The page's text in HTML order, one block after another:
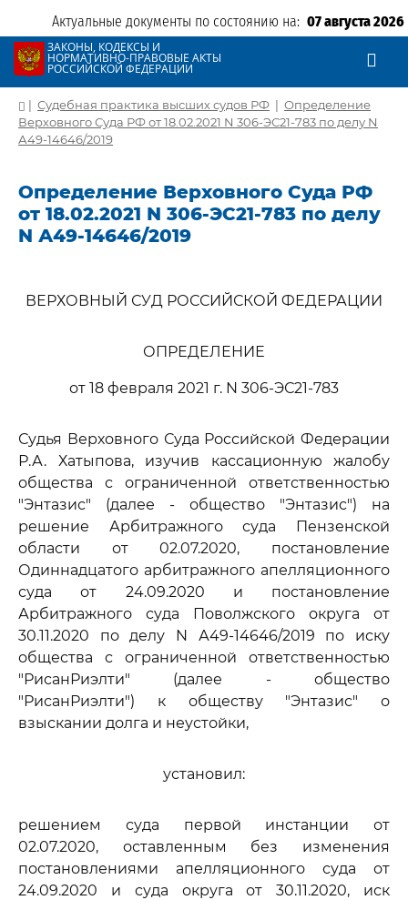
Актуальные документы по состоянию на: 07 августа 2026
ЗАКОНЫ, КОДЕКСЫ И
НОРМАТИВНО-ПРАВОВЫЕ АКТЫ
РОССИЙСКОЙ ФЕДЕРАЦИИ
| Судебная практика высших судов РФ | Определение
Верховного Суда РФ от 18.02.2021 N 306-ЭС21-783 по делу N
А49-14646/2019
Определение Верховного Суда РФ
от 18.02.2021 N 306-ЭС21-783 по делу
N А49-14646/2019
ВЕРХОВНЫЙ СУД РОССИЙСКОЙ ФЕДЕРАЦИИ
ОПРЕДЕЛЕНИЕ
от 18 февраля 2021 г. N 306-ЭС21-783
Судья Верховного Суда Российской Федерации
Р.А. Хатыпова, изучив кассационную жалобу
общества с ограниченной ответственностью
"Энтазис" (далее - общество "Энтазис") на
решение Арбитражного суда Пензенской
области от 02.07.2020, постановление
Одиннадцатого арбитражного апелляционного
суда от 24.09.2020 и постановление
Арбитражного суда Поволжского округа от
30.11.2020 по делу N А49-14646/2019 по иску
общества с ограниченной ответственностью
"РисанРиэлти" (далее - общество
"РисанРиэлти") к обществу "Энтазис" о
взыскании долга и неустойки,
установил:
решением суда первой инстанции от
02.07.2020, оставленным без изменения
постановлениями апелляционного суда от
24.09.2020 и суда округа от 30.11.2020, иск